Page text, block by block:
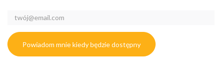
Powiadom mnie kiedy będzie dostępny